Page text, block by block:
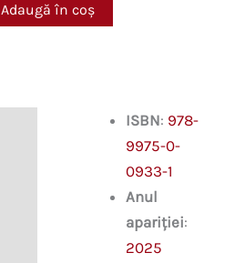
Adaugă în coș
ISBN: 978-
9975-0-
0933-1
Anul
apariției:
2025